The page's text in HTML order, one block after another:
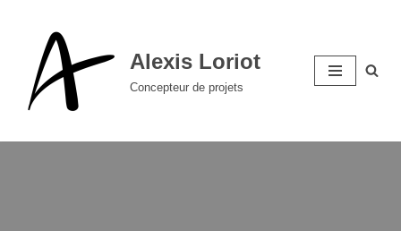
contenu
Alexis Loriot
Concepteur de projets